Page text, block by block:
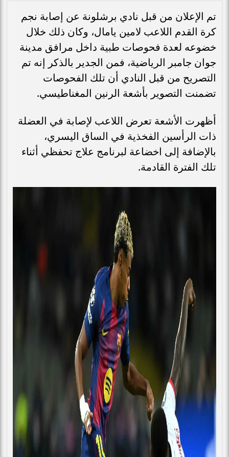
تم الإعلان من قبل نادي برشلونة عن إصابة نجم
كرة القدم اللاعب لامين يامال، وكان ذلك خلال
خضوعه لعدة فحوصات طبية داخل مرافق مدينة
جوان جامبر الرياضية، فمن الجدير بالذكر إنه تم
التصريح من قبل النادي أن تلك الفحوصات
تضمنت التصوير بأشعة الرنين المغناطيسي.
أظهرت الأشعة تعرض اللاعب لإصابة في العضلة
ذات الرأسين الفخذية في الساق اليسري،
بالإضافة إلى اخضاعة لبرنامج علاج تحفظي أثناء
تلك الفترة القادمة.